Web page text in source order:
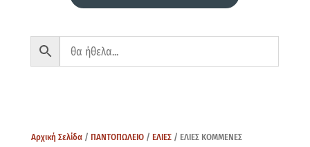
Αρχική Σελίδα/ ΠΑΝΤΟΠΩΛΕΙΟ/ ΕΛΙΕΣ/ ΕΛΙΕΣ ΚΟΜΜΕΝΕΣ